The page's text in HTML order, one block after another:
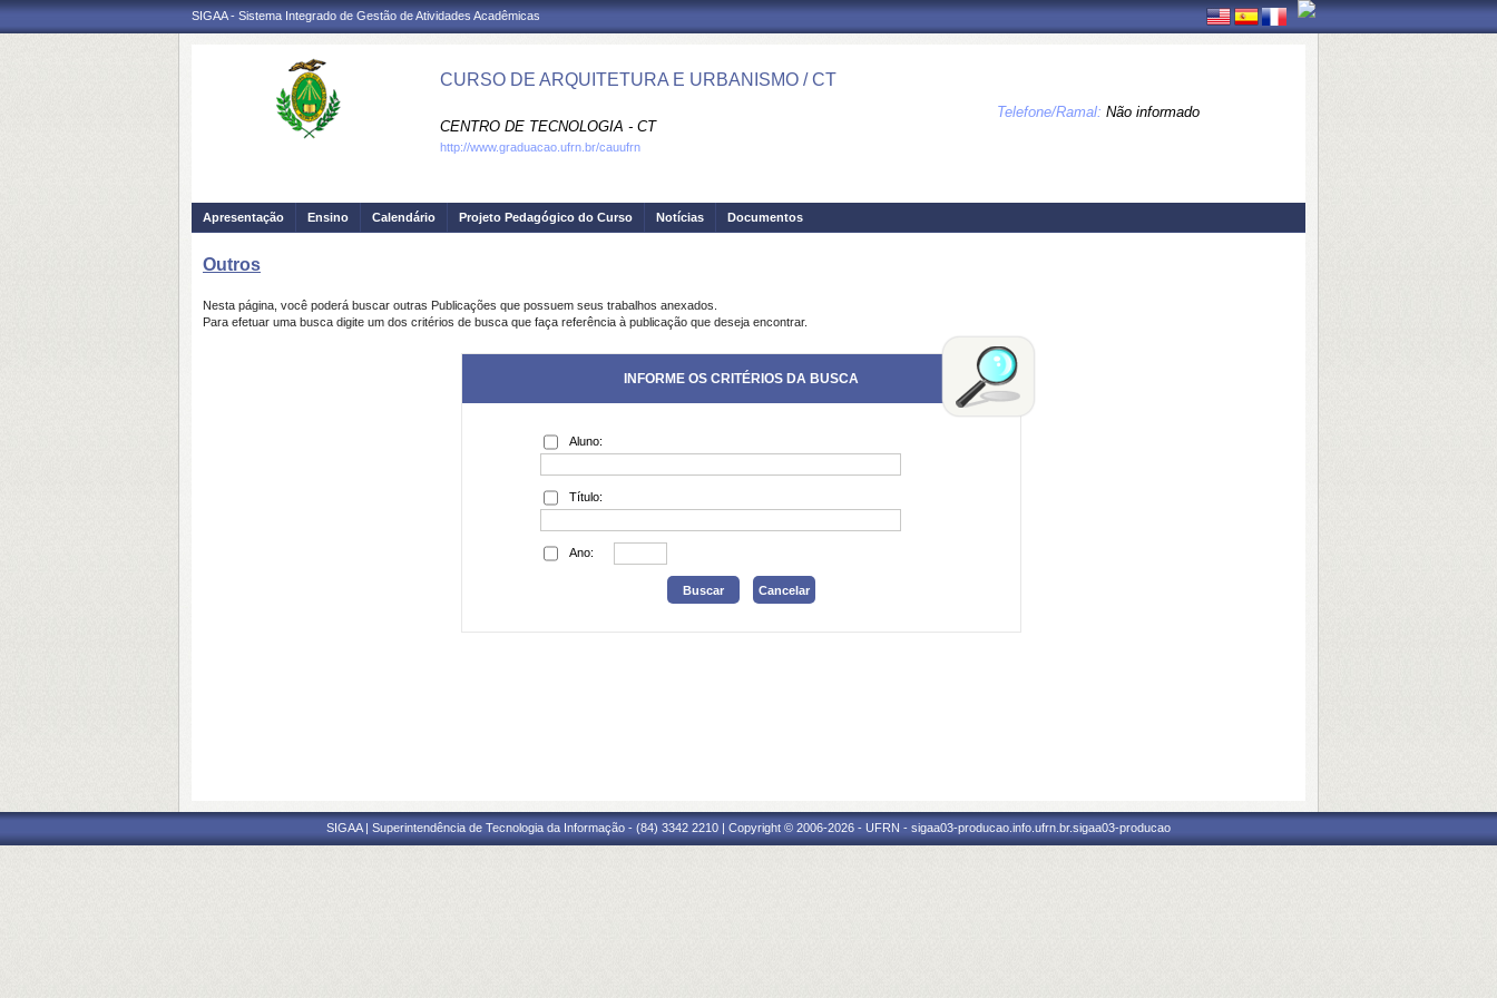
SIGAA - Sistema Integrado de Gestão de Atividades Acadêmicas
CURSO DE ARQUITETURA E URBANISMO / CT
CENTRO DE TECNOLOGIA - CT
Telefone/Ramal: Não informado
http://www.graduacao.ufrn.br/cauufrn
Apresentação Ensino Calendário Projeto Pedagógico do Curso Notícias Documentos
Outros
Nesta página, você poderá buscar outras Publicações que possuem seus trabalhos anexados.
Para efetuar uma busca digite um dos critérios de busca que faça referência à publicação que deseja encontrar.
INFORME OS CRITÉRIOS DA BUSCA
Aluno:
Título:
Ano:
SIGAA | Superintendência de Tecnologia da Informação - (84) 3342 2210 | Copyright © 2006-2026 - UFRN - sigaa03-producao.info.ufrn.br.sigaa03-producao